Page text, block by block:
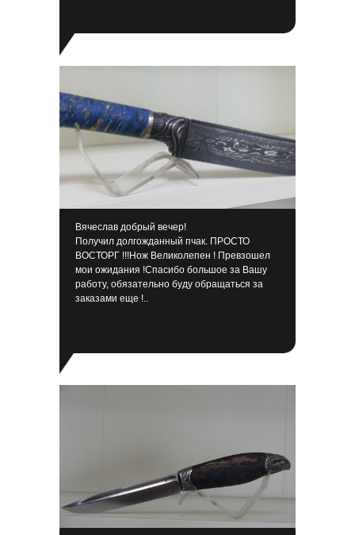
Вячеслав добрый вечер!
Получил долгожданный пчак. ПРОСТО
ВОСТОРГ !!!Нож Великолепен ! Превзошел
мои ожидания !Спасибо большое за Вашу
работу, обязательно буду обращаться за
заказами еще !..